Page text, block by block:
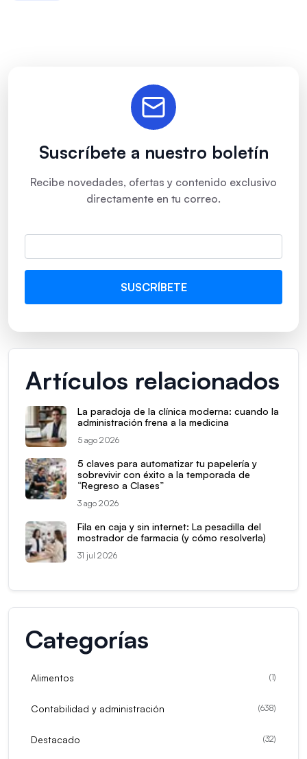
Suscríbete a nuestro boletín
Recibe novedades, ofertas y contenido exclusivo
directamente en tu correo.
Artículos relacionados
La paradoja de la clínica moderna: cuando la
administración frena a la medicina
5 ago 2026
5 claves para automatizar tu papelería y
sobrevivir con éxito a la temporada de
“Regreso a Clases”
3 ago 2026
Fila en caja y sin internet: La pesadilla del
mostrador de farmacia (y cómo resolverla)
31 jul 2026
Categorías
Alimentos (1)
Contabilidad y administración (638)
Destacado (32)